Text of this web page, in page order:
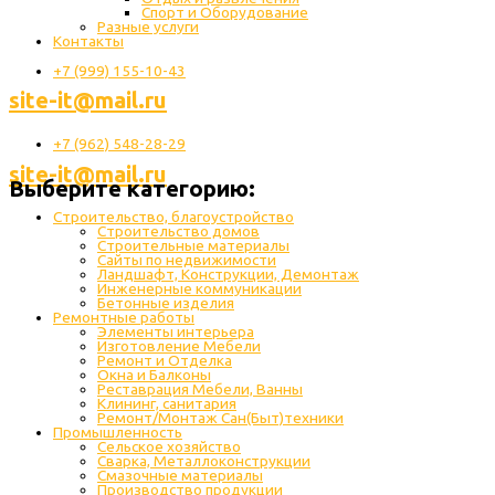
Спорт и Оборудование
Разные услуги
Контакты
+7 (999) 155-10-43
site-it@mail.ru
+7 (962) 548-28-29
site-it@mail.ru
Выберите категорию:
Строительство, благоустройство
Строительство домов
Строительные материалы
Сайты по недвижимости
Ландшафт, Конструкции, Демонтаж
Инженерные коммуникации
Бетонные изделия
Ремонтные работы
Элементы интерьера
Изготовление Мебели
Ремонт и Отделка
Окна и Балконы
Реставрация Мебели, Ванны
Клининг, санитария
Ремонт/Монтаж Сан(Быт)техники
Промышленность
Cельское хозяйство
Сварка, Металлоконструкции
Cмазочные материалы
Производство продукции